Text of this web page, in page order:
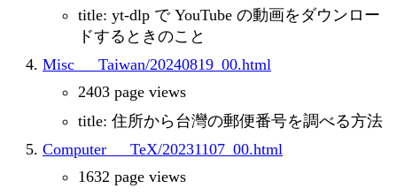
title: yt-dlp で YouTube の動画をダウンロー
ドするときのこと
Misc___Taiwan/20240819_00.html
2403 page views
title: 住所から台灣の郵便番号を調べる方法
Computer___TeX/20231107_00.html
1632 page views